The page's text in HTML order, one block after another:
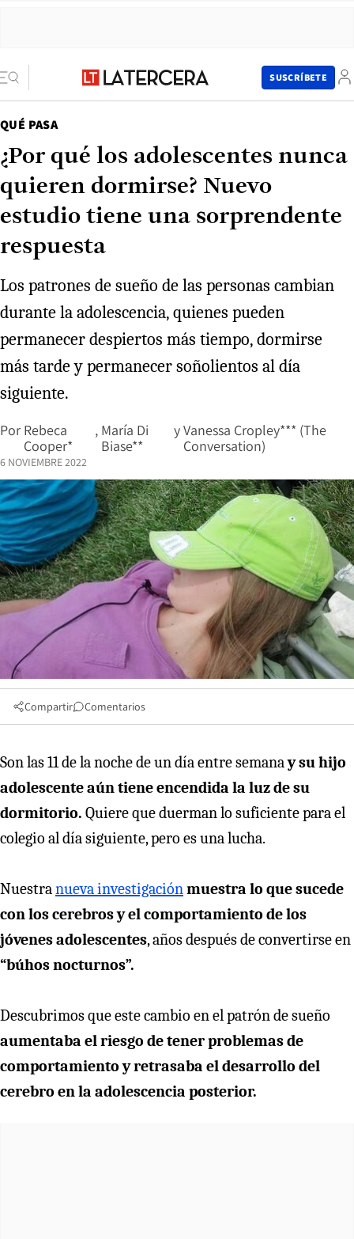
SUSCRÍBETE
QUÉ PASA
¿Por qué los adolescentes nunca
quieren dormirse? Nuevo
estudio tiene una sorprendente
respuesta
Los patrones de sueño de las personas cambian
durante la adolescencia, quienes pueden
permanecer despiertos más tiempo, dormirse
más tarde y permanecer soñolientos al día
siguiente.
Por Rebeca
Cooper*
, María Di
Biase**
yVanessa Cropley*** (The
Conversation)
6 NOVIEMBRE 2022
Compartir Comentarios
Son las 11 de la noche de un día entre semanay su hijo
adolescente aún tiene encendida la luz de su
dormitorio. Quiere que duerman lo suficiente para el
colegio al día siguiente, pero es una lucha.
Nuestranueva investigaciónmuestra lo que sucede
con los cerebros y el comportamiento de los
jóvenes adolescentes, años después de convertirse en
“búhos nocturnos”.
Descubrimos que este cambio en el patrón de sueño
aumentaba el riesgo de tener problemas de
comportamiento y retrasaba el desarrollo del
cerebro en la adolescencia posterior.